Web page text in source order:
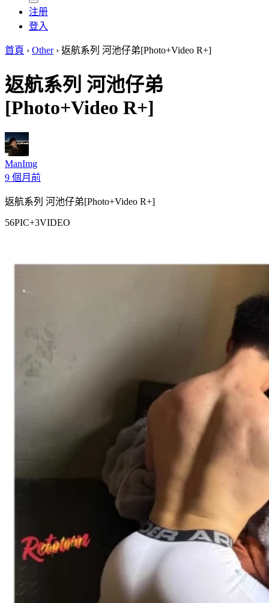
注册
登入
首頁 › Other › 返航系列 河池仔弟[Photo+Video R+]
返航系列 河池仔弟
[Photo+Video R+]
ManImg
9 個月前
返航系列 河池仔弟[Photo+Video R+]
56PIC+3VIDEO